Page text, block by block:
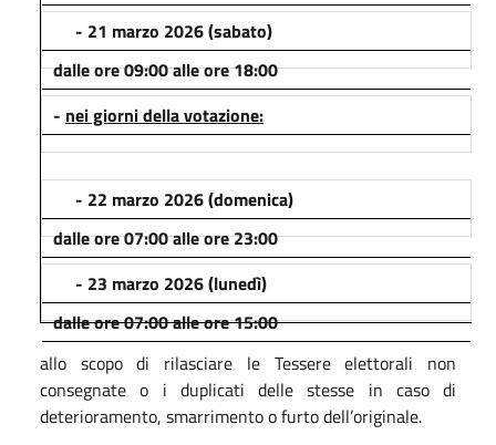
- 21 marzo 2026 (sabato)
dalle ore 09:00 alle ore 18:00
- nei giorni della votazione:
- 22 marzo 2026 (domenica)
dalle ore 07:00 alle ore 23:00
- 23 marzo 2026 (lunedì)
dalle ore 07:00 alle ore 15:00
allo scopo di rilasciare le Tessere elettorali non
consegnate o i duplicati delle stesse in caso di
deterioramento, smarrimento o furto dell’originale.